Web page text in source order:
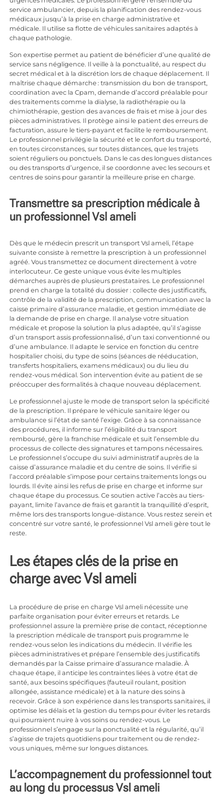
service ambulancier, depuis la planification des rendez-vous
médicaux jusqu’à la prise en charge administrative et
médicale. Il utilise sa flotte de véhicules sanitaires adaptés à
chaque pathologie.
Son expertise permet au patient de bénéficier d’une qualité de
service sans négligence. Il veille à la ponctualité, au respect du
secret médical et à la discrétion lors de chaque déplacement. Il
maîtrise chaque démarche : transmission du bon de transport,
coordination avec la Cpam, demande d’accord préalable pour
des traitements comme la dialyse, la radiothérapie ou la
chimiothérapie, gestion des avances de frais et mise à jour des
pièces administratives. Il protège ainsi le patient des erreurs de
facturation, assure le tiers-payant et facilite le remboursement.
Le professionnel privilégie la sécurité et le confort du transporté,
en toutes circonstances, sur toutes distances, que les trajets
soient réguliers ou ponctuels. Dans le cas des longues distances
ou des transports d’urgence, il se coordonne avec les secours et
centres de soins pour garantir la meilleure prise en charge.
Transmettre sa prescription médicale à
un professionnel Vsl ameli
Dès que le médecin prescrit un transport Vsl ameli, l’étape
suivante consiste à remettre la prescription à un professionnel
agréé. Vous transmettez ce document directement à votre
interlocuteur. Ce geste unique vous évite les multiples
démarches auprès de plusieurs prestataires. Le professionnel
prend en charge la totalité du dossier : collecte des justificatifs,
contrôle de la validité de la prescription, communication avec la
caisse primaire d’assurance maladie, et gestion immédiate de
la demande de prise en charge. Il analyse votre situation
médicale et propose la solution la plus adaptée, qu’il s’agisse
d’un transport assis professionnalisé, d’un taxi conventionné ou
d’une ambulance. Il adapte le service en fonction du centre
hospitalier choisi, du type de soins (séances de rééducation,
transferts hospitaliers, examens médicaux) ou du lieu du
rendez-vous médical. Son intervention évite au patient de se
préoccuper des formalités à chaque nouveau déplacement.
Le professionnel ajuste le mode de transport selon la spécificité
de la prescription. Il prépare le véhicule sanitaire léger ou
ambulance si l’état de santé l’exige. Grâce à sa connaissance
des procédures, il informe sur l’éligibilité du transport
remboursé, gère la franchise médicale et suit l’ensemble du
processus de collecte des signatures et tampons nécessaires.
Le professionnel s’occupe du suivi administratif auprès de la
caisse d’assurance maladie et du centre de soins. Il vérifie si
l’accord préalable s’impose pour certains traitements longs ou
lourds. Il évite ainsi les refus de prise en charge et informe sur
chaque étape du processus. Ce soutien active l’accès au tiers-
payant, limite l’avance de frais et garantit la tranquillité d’esprit,
même lors des transports longue-distance. Vous restez serein et
concentré sur votre santé, le professionnel Vsl ameli gère tout le
reste.
Les étapes clés de la prise en
charge avec Vsl ameli
La procédure de prise en charge Vsl ameli nécessite une
parfaite organisation pour éviter erreurs et retards. Le
professionnel assure la première prise de contact, réceptionne
la prescription médicale de transport puis programme le
rendez-vous selon les indications du médecin. Il vérifie les
pièces administratives et prépare l’ensemble des justificatifs
demandés par la Caisse primaire d’assurance maladie. À
chaque étape, il anticipe les contraintes liées à votre état de
santé, aux besoins spécifiques (fauteuil roulant, position
allongée, assistance médicale) et à la nature des soins à
recevoir. Grâce à son expérience dans les transports sanitaires, il
optimise les délais et la gestion du temps pour éviter les retards
qui pourraient nuire à vos soins ou rendez-vous. Le
professionnel s’engage sur la ponctualité et la régularité, qu’il
s’agisse de trajets quotidiens pour traitement ou de rendez-
vous uniques, même sur longues distances.
L’accompagnement du professionnel tout
au long du processus Vsl ameli